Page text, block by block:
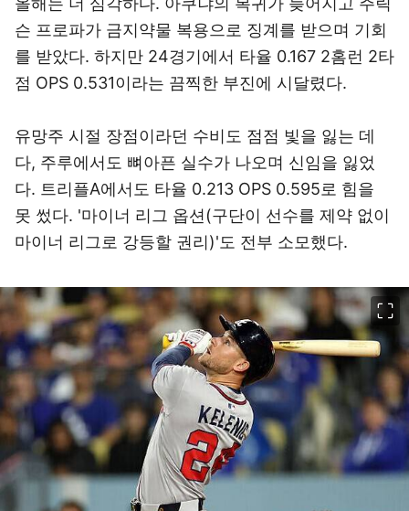
슨 프로파가 금지약물 복용으로 징계를 받으며 기회
를 받았다. 하지만 24경기에서 타율 0.167 2홈런 2타
점 OPS 0.531이라는 끔찍한 부진에 시달렸다.
유망주 시절 장점이라던 수비도 점점 빛을 잃는 데
다, 주루에서도 뼈아픈 실수가 나오며 신임을 잃었
다. 트리플A에서도 타율 0.213 OPS 0.595로 힘을
못 썼다. '마이너 리그 옵션(구단이 선수를 제약 없이
마이너 리그로 강등할 권리)'도 전부 소모했다.